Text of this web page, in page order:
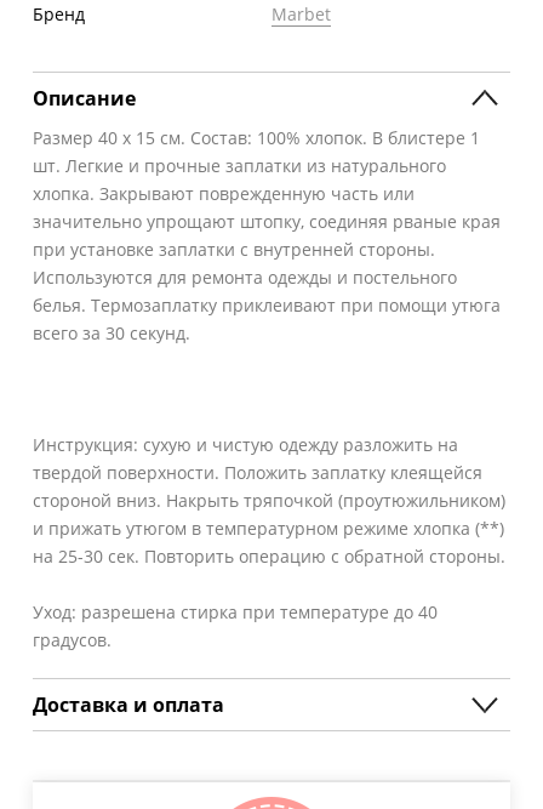
Бренд
Marbet
Описание
Размер 40 х 15 см. Состав: 100% хлопок. В блистере 1
шт. Легкие и прочные заплатки из натурального
хлопка. Закрывают поврежденную часть или
значительно упрощают штопку, соединяя рваные края
при установке заплатки с внутренней стороны.
Используются для ремонта одежды и постельного
белья. Термозаплатку приклеивают при помощи утюга
всего за 30 секунд.
Инструкция: сухую и чистую одежду разложить на
твердой поверхности. Положить заплатку клеящейся
стороной вниз. Накрыть тряпочкой (проутюжильником)
и прижать утюгом в температурном режиме хлопка (**)
на 25-30 сек. Повторить операцию с обратной стороны.
Уход: разрешена стирка при температуре до 40
градусов.
Доставка и оплата